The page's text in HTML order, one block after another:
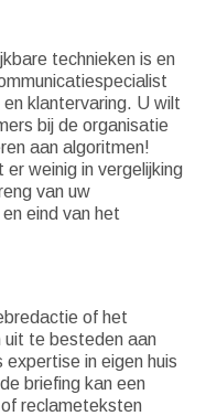
technieken is en
klantervaring. U wilt
bij de organisatie
aan algoritmen!
weinig in vergelijking
van uw
eind van het
of het
uit te besteden aan
in eigen huis
briefing kan een
reclameteksten